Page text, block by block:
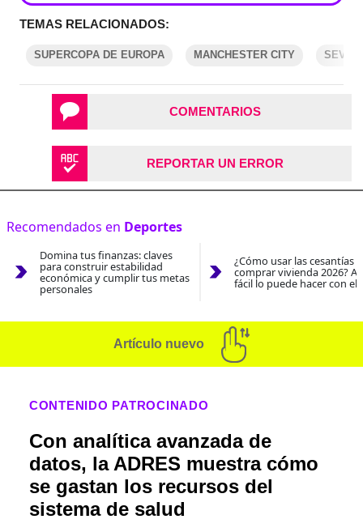
TEMAS RELACIONADOS:
SUPERCOPA DE EUROPA MANCHESTER CITY
COMENTARIOS
REPORTAR UN ERROR
Recomendados en Deportes
Domina tus finanzas: claves
para construir estabilidad
económica y cumplir tus metas
personales
¿Cómo usar las cesantías
comprar vivienda 2026?
fácil lo puede hacer con el
Artículo nuevo
CONTENIDO PATROCINADO
Con analítica avanzada de
datos, la ADRES muestra cómo
se gastan los recursos del
sistema de salud